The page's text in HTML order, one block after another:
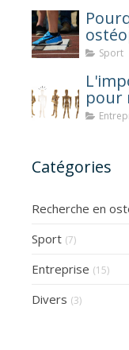
après
Sport
pour
Catégories
Recherche en
Sport (7)
Entreprise (15)
Divers (3)